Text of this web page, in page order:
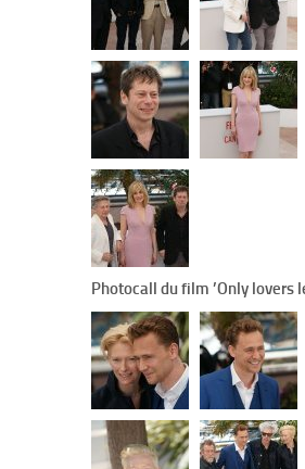
Photocall du film ’Only lovers